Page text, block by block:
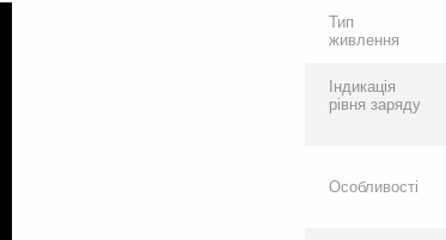
Тип
живлення
Індикація
рівня заряду
Особливості